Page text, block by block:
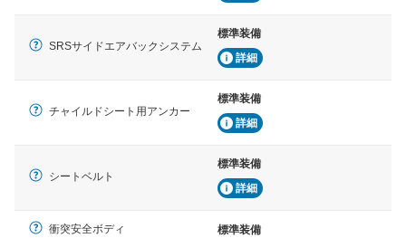
SRSサイドエアバックシステム
標準装備
詳細
チャイルドシート用アンカー
標準装備
詳細
シートベルト
標準装備
詳細
衝突安全ボディ 標準装備